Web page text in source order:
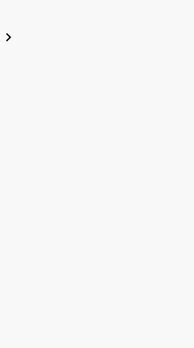
chevron_right